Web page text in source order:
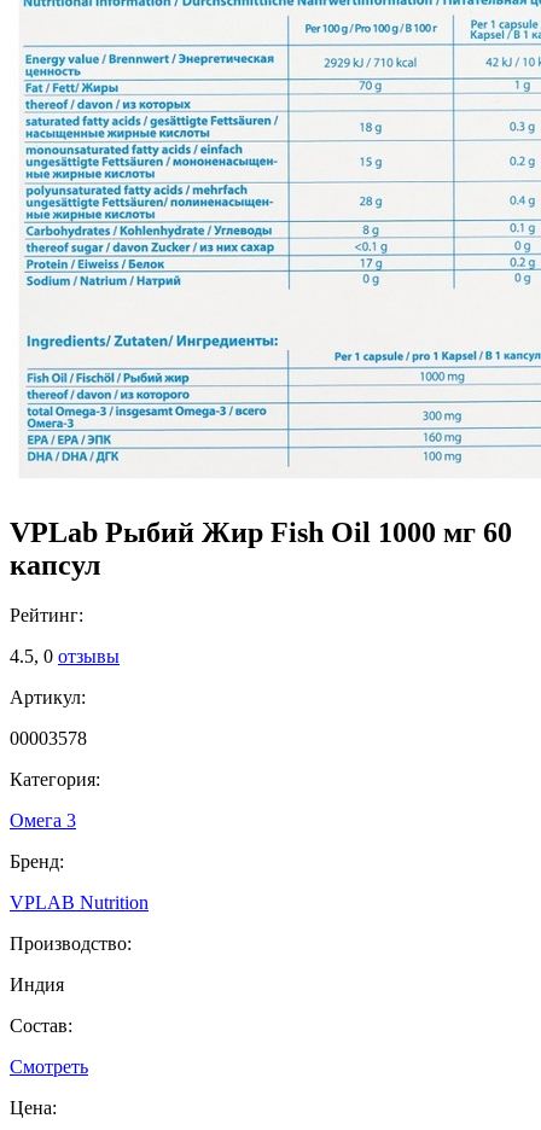
VPLab Рыбий Жир Fish Oil 1000 мг 60
капсул
Рейтинг:
4.5, 0 отзывы
Артикул:
00003578
Категория:
Омега 3
Бренд:
VPLAB Nutrition
Производство:
Индия
Состав:
Смотреть
Цена: